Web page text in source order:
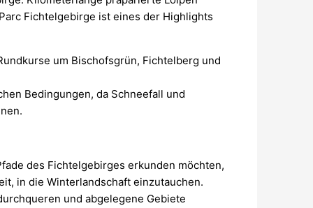
Fichtelgebirge ist eines der Highlights
um Bischofsgrün, Fichtelberg und
Bedingungen, da Schneefall und
des Fichtelgebirges erkunden möchten,
in die Winterlandschaft einzutauchen.
und abgelegene Gebiete